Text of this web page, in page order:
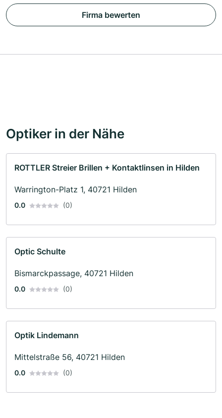
Firma bewerten
Optiker in der Nähe
ROTTLER Streier Brillen + Kontaktlinsen in Hilden
Warrington-Platz 1, 40721 Hilden
0.0 (0)
Optic Schulte
Bismarckpassage, 40721 Hilden
0.0 (0)
Optik Lindemann
Mittelstraße 56, 40721 Hilden
0.0 (0)